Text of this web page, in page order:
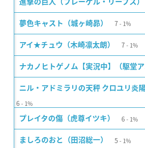
進撃の巨人（フレーゲル・リーブス）
夢色キャスト（城ヶ崎昴） 7 1%
アイ★チュウ（木崎凛太朗） 7 1%
ナカノヒトゲノム【実況中】（駆堂ア
ニル・アドミラリの天秤 クロユリ炎
6 1%
プレイタの傷（虎尊イツキ） 6 1%
ましろのおと（田沼総一） 5 1%